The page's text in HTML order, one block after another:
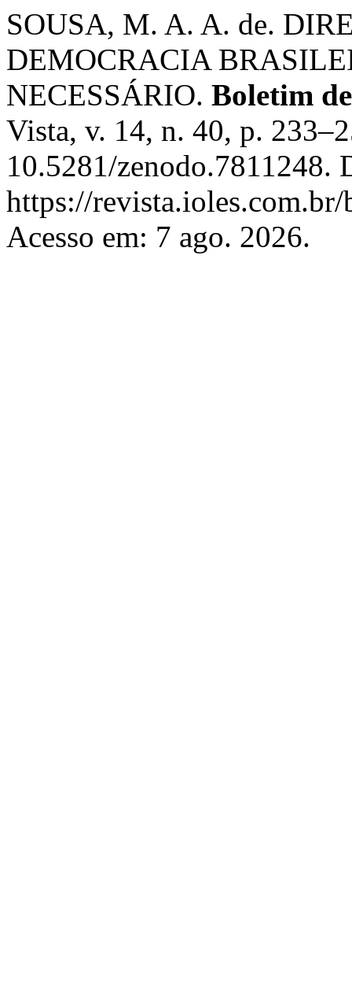
SOUSA, M. A. A. de.
DEMOCRACIA
NECESSÁRIO. Boletim
Vista, v. 14, n. 40, p.
10.5281/zenodo.7811248.
https://
Acesso em: 7 ago. 2026.